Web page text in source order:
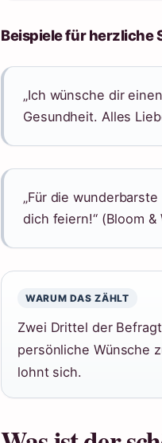
Beispiele für herzliche
„Ich wünsche dir
Gesundheit. Alles
„Für die
dich feiern!“ (Bloom &
WARUM DAS ZÄHLT
Zwei Drittel der
persönliche Wünsche
lohnt sich.